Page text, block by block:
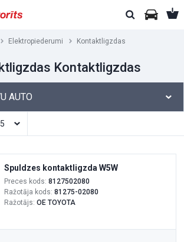
Elektropiederumi Kontaktligzdas
Kontaktligzdas
AUTO
Spuldzes kontaktligzda W5W
Preces kods: 8127502080
Ražotāja kods: 81275-02080
Ražotājs: OE TOYOTA